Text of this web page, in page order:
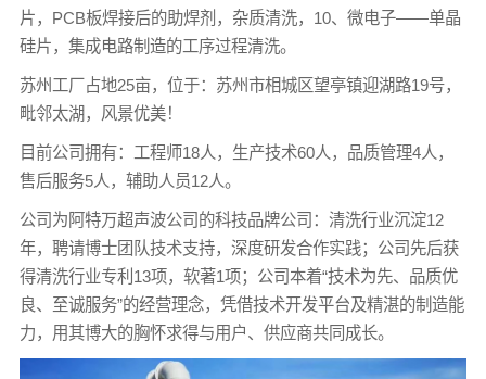
片，PCB板焊接后的助焊剂，杂质清洗，10、微电子——单晶
硅片，集成电路制造的工序过程清洗。
苏州工厂占地25亩，位于：苏州市相城区望亭镇迎湖路19号，
毗邻太湖，风景优美！
目前公司拥有：工程师18人，生产技术60人，品质管理4人，
售后服务5人，辅助人员12人。
公司为阿特万超声波公司的科技品牌公司：清洗行业沉淀12
年，聘请博士团队技术支持，深度研发合作实践；公司先后获
得清洗行业专利13项，软著1项；公司本着“技术为先、品质优
良、至诚服务”的经营理念，凭借技术开发平台及精湛的制造能
力，用其博大的胸怀求得与用户、供应商共同成长。